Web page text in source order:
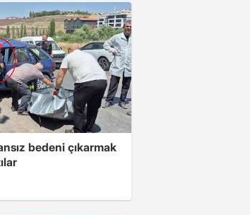
bedeni çıkarmak